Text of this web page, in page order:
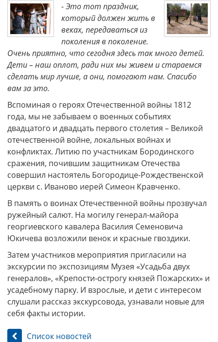
- Это тот праздник,
который должен жить в
веках, передаваться из
поколения в поколение.
Очень приятно, что сегодня здесь так много детей.
Дети – наш оплот, ради них мы живем и стараемся
сделать мир лучше, а они, помогают нам. Спасибо
вам за это.
Вспоминая о героях Отечественной войны 1812
года, мы не забываем о военных событиях
двадцатого и двадцать первого столетия – Великой
отечественной войне, локальных войнах и
конфликтах. Литию по участникам Бородинского
сражения, почившим защитникам Отечества
совершил настоятель Богородице-Рождественской
церкви с. Иваново иерей Симеон Кравченко.
В память о воинах Отечественной войны прозвучал
ружейный салют. На могилу генерал-майора
георгиевского кавалера Василия Семеновича
Юкичева возложили венок и красные гвоздики.
Затем участников мероприятия пригласили на
экскурсии по экспозициям Музея «Усадьба двух
генералов», «Крепости-острогу князей Пожарских» и
усадебному парку. И взрослые, и дети с интересом
слушали рассказ экскурсовода, узнавали новые для
себя факты истории.
Список новостей